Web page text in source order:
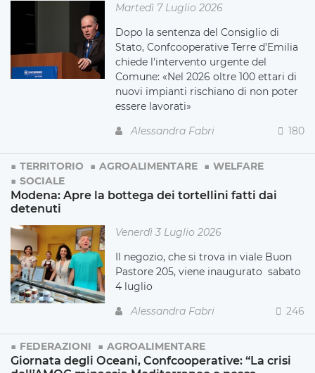
Martedì 7 Luglio 2026
Dopo la sentenza del Consiglio di
Stato, Confcooperative Terre d’Emilia
chiede l'intervento urgente del
Comune: «Nel 2026 oltre 100 ettari di
nuovi impianti rischiano di non poter
essere lavorati»
Alessandra Fabri
180
TERRITORIO AGROALIMENTARE
WELFARE
SOCIALE
Modena: Apre la bottega dei tortellini fatti dai
detenuti
Venerdì 3 Luglio 2026
Il negozio, che si trova in viale Buon
Pastore 205, viene inaugurato sabato
4 luglio
Alessandra Fabri
246
FEDERAZIONI AGROALIMENTARE
Giornata degli Oceani, Confcooperative: “La crisi